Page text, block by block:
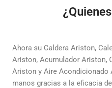
Ahora su Caldera Ariston,
Ariston, Acumulador Ariston,
Ariston y Aire Acondicionado
manos gracias a la eficacia